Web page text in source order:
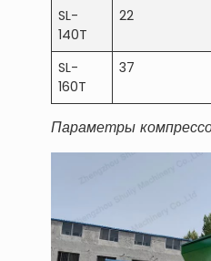
SL-
140T
22
SL-
160T
37
Параметры